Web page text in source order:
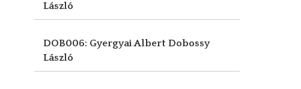
László
DOB006: Gyergyai Albert Dobossy
László